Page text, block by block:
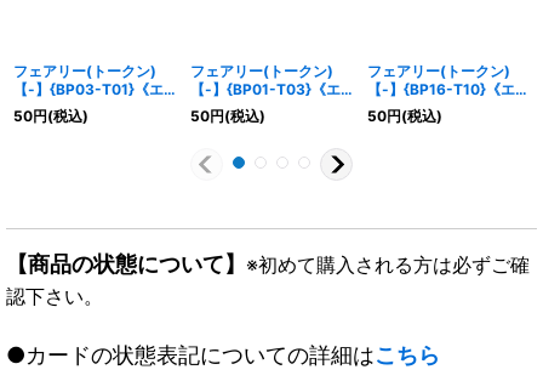
フェアリー(トークン)
【-】{BP03-T01}《エ
ルフ》
50円(税込)
フェアリー(トークン)
【-】{BP01-T03}《エ
ルフ》
50円(税込)
フェアリー(トークン)
【-】{BP16-T10}《エル
フ》
50円(税込)
【商品の状態について】 ※初めて購入される方は必ずご確
認下さい。
●カードの状態表記についての詳細はこちら